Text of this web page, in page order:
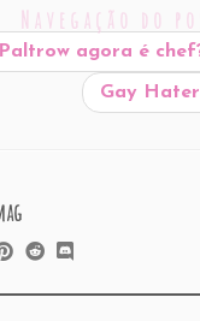
dI
n
A
p
re
ss
t
Navegação do
agora é
Gay